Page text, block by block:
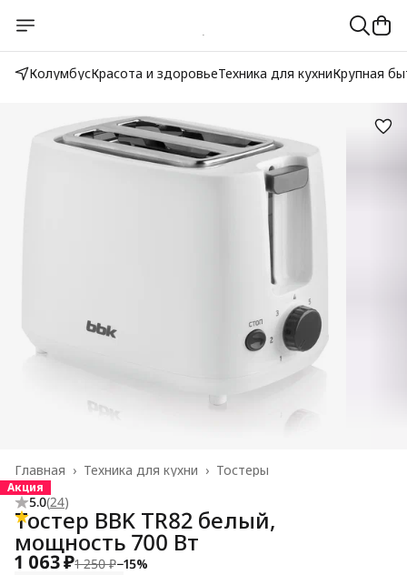
КолумбусКрасота и здоровьеТехника для кухниКрупная
Тостеры
Техника для кухни ›
Главная ›
Акция
5.0(24)
Тостер BBK TR82 белый,
мощность 700 Вт
1 063 ₽1 250 ₽−15%